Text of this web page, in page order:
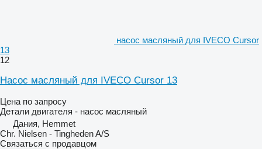
насос масляный для IVECO Cursor
13
12
Насос масляный для IVECO Cursor 13
Цена по запросу
Детали двигателя - насос масляный
Дания, Hemmet
Chr. Nielsen - Tingheden A/S
Связаться с продавцом